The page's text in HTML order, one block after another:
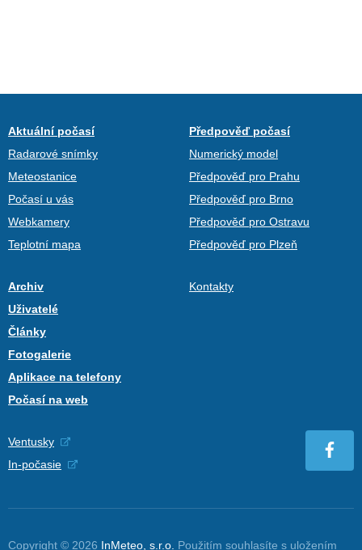
Aktuální počasí
Radarové snímky
Meteostanice
Počasí u vás
Webkamery
Teplotní mapa
Předpověď počasí
Numerický model
Předpověď pro Prahu
Předpověď pro Brno
Předpověď pro Ostravu
Předpověď pro Plzeň
Archiv
Uživatelé
Články
Fotogalerie
Aplikace na telefony
Počasí na web
Kontakty
Ventusky
In-počasie
Copyright © 2026 InMeteo, s.r.o. Použitím souhlasíte s uložením